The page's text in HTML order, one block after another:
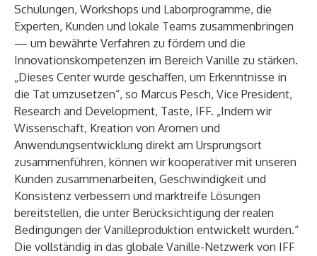
Schulungen, Workshops und Laborprogramme, die
Experten, Kunden und lokale Teams zusammenbringen
— um bewährte Verfahren zu fördern und die
Innovationskompetenzen im Bereich Vanille zu stärken.
„Dieses Center wurde geschaffen, um Erkenntnisse in
die Tat umzusetzen“, so Marcus Pesch, Vice President,
Research and Development, Taste, IFF. „Indem wir
Wissenschaft, Kreation von Aromen und
Anwendungsentwicklung direkt am Ursprungsort
zusammenführen, können wir kooperativer mit unseren
Kunden zusammenarbeiten, Geschwindigkeit und
Konsistenz verbessern und marktreife Lösungen
bereitstellen, die unter Berücksichtigung der realen
Bedingungen der Vanilleproduktion entwickelt wurden.“
Die vollständig in das globale Vanille-Netzwerk von IFF